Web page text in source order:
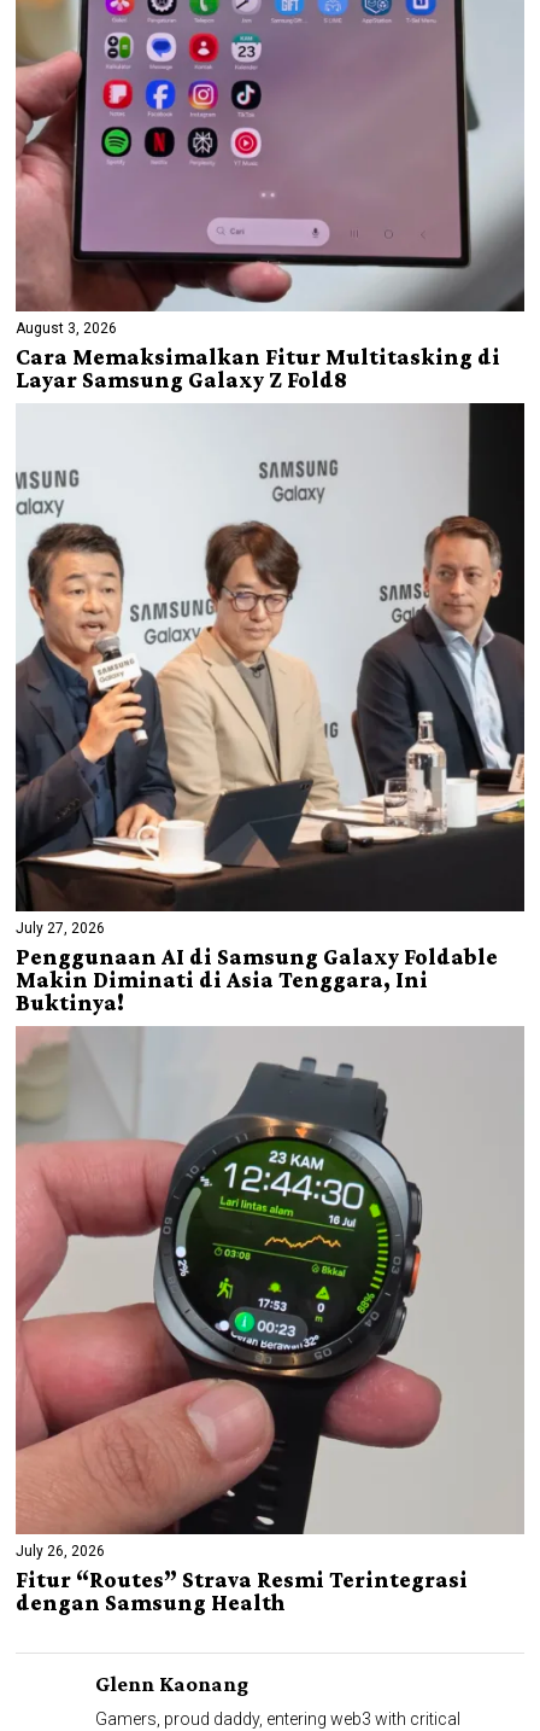
August 3, 2026
Cara Memaksimalkan Fitur Multitasking di
Layar Samsung Galaxy Z Fold8
July 27, 2026
Penggunaan AI di Samsung Galaxy Foldable
Makin Diminati di Asia Tenggara, Ini
Buktinya!
July 26, 2026
Fitur “Routes” Strava Resmi Terintegrasi
dengan Samsung Health
Glenn Kaonang
Gamers, proud daddy, entering web3 with critical